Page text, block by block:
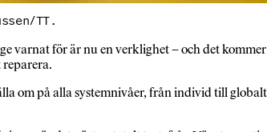
TT.
varnat för är nu en verklighet – och det
om på alla systemnivåer, från individ till